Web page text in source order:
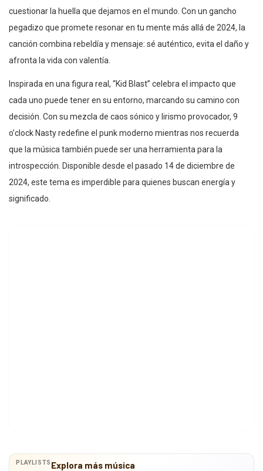
cuestionar la huella que dejamos en el mundo. Con un gancho
pegadizo que promete resonar en tu mente más allá de 2024, la
canción combina rebeldía y mensaje: sé auténtico, evita el daño y
afronta la vida con valentía.
Inspirada en una figura real, “Kid Blast” celebra el impacto que
cada uno puede tener en su entorno, marcando su camino con
decisión. Con su mezcla de caos sónico y lirismo provocador, 9
o’clock Nasty redefine el punk moderno mientras nos recuerda
que la música también puede ser una herramienta para la
introspección. Disponible desde el pasado 14 de diciembre de
2024, este tema es imperdible para quienes buscan energía y
significado.
PLAYLISTS Explora más música